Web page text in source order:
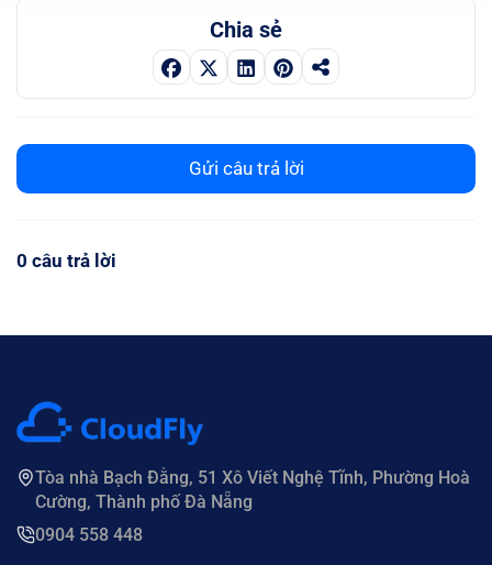
Chia sẻ
Gửi câu trả lời
0 câu trả lời
Tòa nhà Bạch Đằng, 51 Xô Viết Nghệ Tĩnh, Phường Hoà
Cường, Thành phố Đà Nẵng
0904 558 448